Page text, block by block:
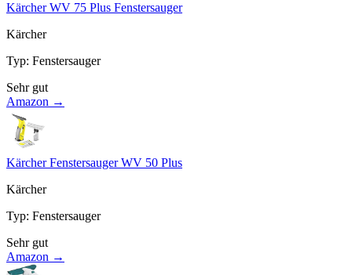
Kärcher WV 75 Plus Fenstersauger
Kärcher
Typ: Fenstersauger
Sehr gut
Amazon →
Kärcher Fenstersauger WV 50 Plus
Kärcher
Typ: Fenstersauger
Sehr gut
Amazon →